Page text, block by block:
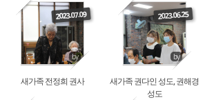
2023.07.09
by
Read More
새가족 전정희 권사
2023.06.25
by
Read More
새가족 권다인 성도, 권해경
성도